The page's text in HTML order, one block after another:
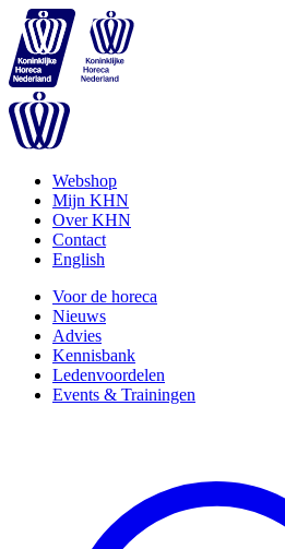
Webshop
Mijn KHN
Over KHN
Contact
English
Voor de horeca
Nieuws
Advies
Kennisbank
Ledenvoordelen
Events & Trainingen